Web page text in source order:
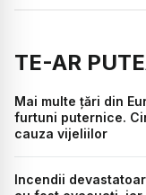
TE-AR
Mai multe țări din
furtuni puternice.
cauza vijeliilor
Incendii